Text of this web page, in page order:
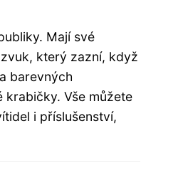
Mají své
který zazní, když
barevných
krabičky. Vše můžete
i příslušenství,